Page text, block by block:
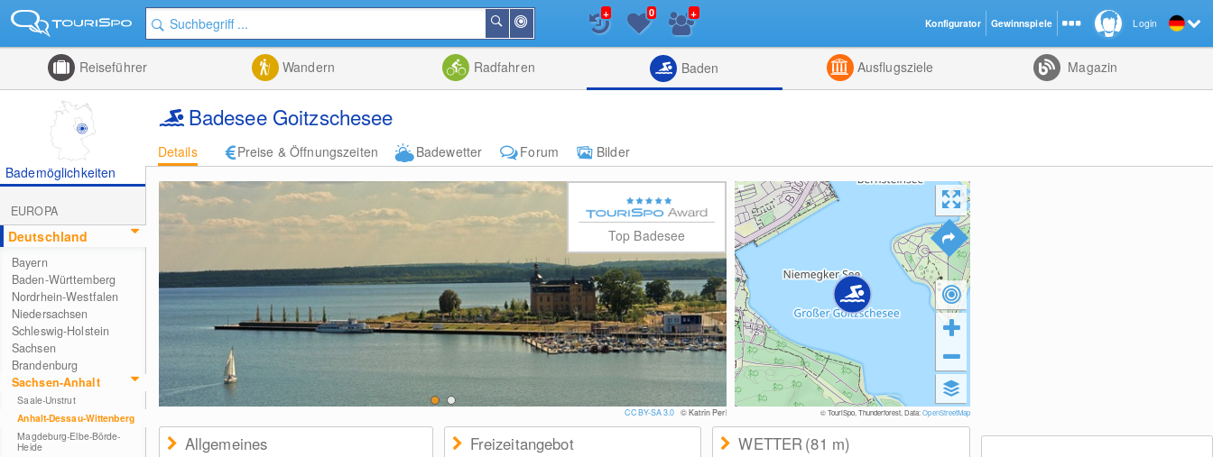
der
Nähe
Suchen
Listenansicht
Kombiniert
+ 0 +
Reiseführer Wandern Radfahren Baden Ausflugsziele Magazin
Badesee Goitzschesee
Details Preise & Öffnungszeiten Badewetter Forum
Bilder
Bademöglichkeiten
EUROPA
Deutschland
Bayern
Baden-Württemberg
Nordrhein-Westfalen
Niedersachsen
Schleswig-Holstein
Sachsen
Brandenburg
Sachsen-Anhalt
Saale-Unstrut
Anhalt-Dessau-Wittenberg
Magdeburg-Elbe-Börde-
Heide
CC BY 2.0© Daniel Schlesinger
Top Badesee
© TouriSpo, Thunderforest, Data:OpenStreetMap
Allgemeines Freizeitangebot WETTER(81 m)
Login
Konfigurator Gewinnspiele